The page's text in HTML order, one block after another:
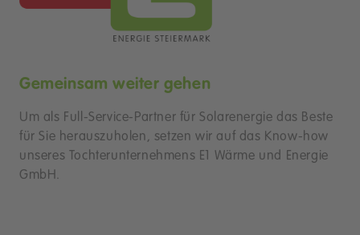
Gemeinsam weiter gehen
Um als Full-Service-Partner für Solarenergie das Beste
für Sie herauszuholen, setzen wir auf das Know-how
unseres Tochterunternehmens E1 Wärme und Energie
GmbH.